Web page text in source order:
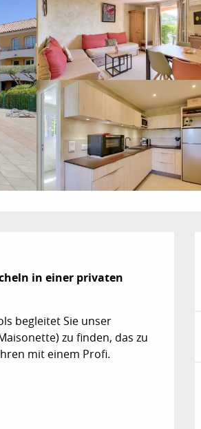
in einer privaten
begleitet Sie unser
zu finden, das zu
mit einem Profi.